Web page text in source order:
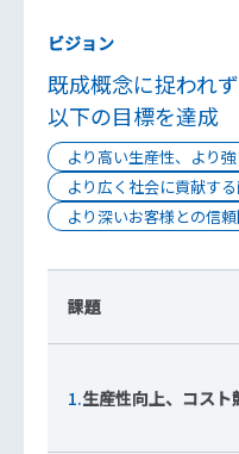
ビジョン
既成概念に捉われ
以下の目標を達成
より高い生産性、より
より広く社会に貢献す
より深いお客様との信
課題
1.生産性向上、コスト